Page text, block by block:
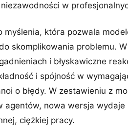
w
która pozwala
skomplikowania problemu.
i błyskawiczne
i spójność w
o błędy. W zestawieniu z
agentów, nowa wersja
ciężkiej pracy.